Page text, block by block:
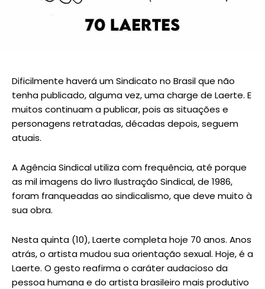
Dificilmente haverá um Sindicato no Brasil que não
tenha publicado, alguma vez, uma charge de Laerte. E
muitos continuam a publicar, pois as situações e
personagens retratadas, décadas depois, seguem
atuais.
A Agência Sindical utiliza com frequência, até porque
as mil imagens do livro Ilustração Sindical, de 1986,
foram franqueadas ao sindicalismo, que deve muito à
sua obra.
Nesta quinta (10), Laerte completa hoje 70 anos. Anos
atrás, o artista mudou sua orientação sexual. Hoje, é a
Laerte. O gesto reafirma o caráter audacioso da
pessoa humana e do artista brasileiro mais produtivo